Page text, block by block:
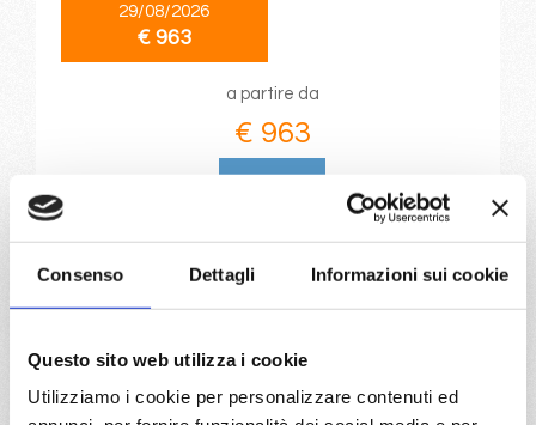
Consenso Dettagli Informazioni sui cookie
Questo sito web utilizza i cookie
Utilizziamo i cookie per personalizzare contenuti ed
29/08/2026
€ 963
a partire da
€ 963
daBarcellonaconMSC World
Barcellona, Marsiglia, Genova, Napoli, Messina, Valletta,
Barcellona, Provence(marseilles)